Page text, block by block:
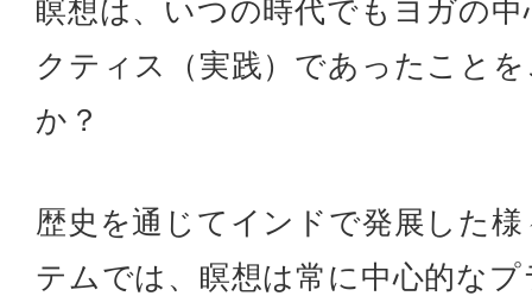
瞑想は、いつの時代でもヨガの
クティス（実践）であったこと
か？
歴史を通じてインドで発展した
テムでは、瞑想は常に中心的な